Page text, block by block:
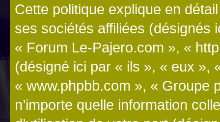
Cette politique explique en
ses sociétés affiliées (désignés
« Forum Le-Pajero.com », «
(désigné ici par « ils », « eux »,
« www.phpbb.com », « Groupe
n’importe quelle information